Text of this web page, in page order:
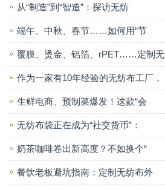
从“制造”到“智造”：探访无纺
端午、中秋、春节……如何用“节
覆膜、烫金、铝箔、rPET……定制无
作为一家有10年经验的无纺布工厂，
生鲜电商、预制菜爆发！这款“会
无纺布袋正在成为“社交货币”：
奶茶咖啡卷出新高度？不如换个“
餐饮老板避坑指南：定制无纺布外